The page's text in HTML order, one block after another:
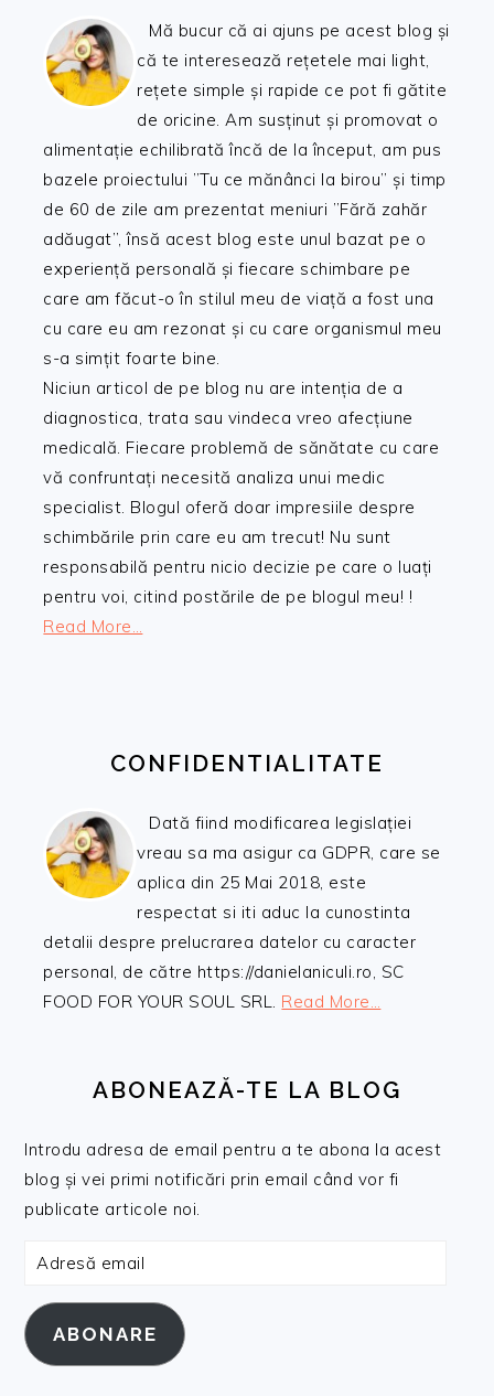
Mă bucur că ai ajuns pe acest blog și
că te interesează rețetele mai light,
rețete simple și rapide ce pot fi gătite
de oricine. Am susținut și promovat o
alimentație echilibrată încă de la început, am pus
bazele proiectului ”Tu ce mănânci la birou” și timp
de 60 de zile am prezentat meniuri ”Fără zahăr
adăugat”, însă acest blog este unul bazat pe o
experiență personală și fiecare schimbare pe
care am făcut-o în stilul meu de viață a fost una
cu care eu am rezonat și cu care organismul meu
s-a simțit foarte bine.
Niciun articol de pe blog nu are intenția de a
diagnostica, trata sau vindeca vreo afecțiune
medicală. Fiecare problemă de sănătate cu care
vă confruntați necesită analiza unui medic
specialist. Blogul oferă doar impresiile despre
schimbările prin care eu am trecut! Nu sunt
responsabilă pentru nicio decizie pe care o luați
pentru voi, citind postările de pe blogul meu! !
Read More…
CONFIDENTIALITATE
Dată fiind modificarea legislației
vreau sa ma asigur ca GDPR, care se
aplica din 25 Mai 2018, este
respectat si iti aduc la cunostinta
detalii despre prelucrarea datelor cu caracter
personal, de către https://danielaniculi.ro, SC
FOOD FOR YOUR SOUL SRL. Read More…
ABONEAZĂ-TE LA BLOG
Introdu adresa de email pentru a te abona la acest
blog și vei primi notificări prin email când vor fi
publicate articole noi.
Adresă
ABONARE